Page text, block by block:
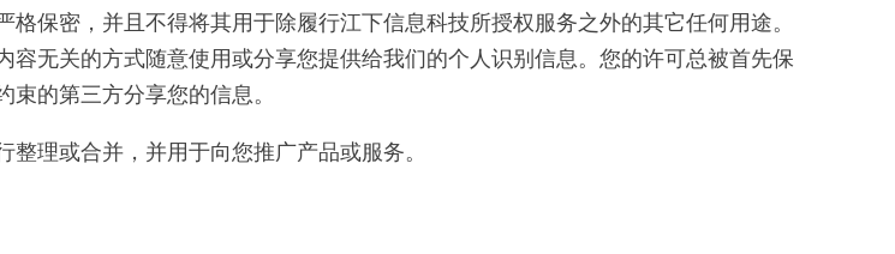
保密，并且不得将其用于除履行江下信息科技所授权服务之外的其它任何用途。
无关的方式随意使用或分享您提供给我们的个人识别信息。您的许可总被首先保
的第三方分享您的信息。
理或合并，并用于向您推广产品或服务。